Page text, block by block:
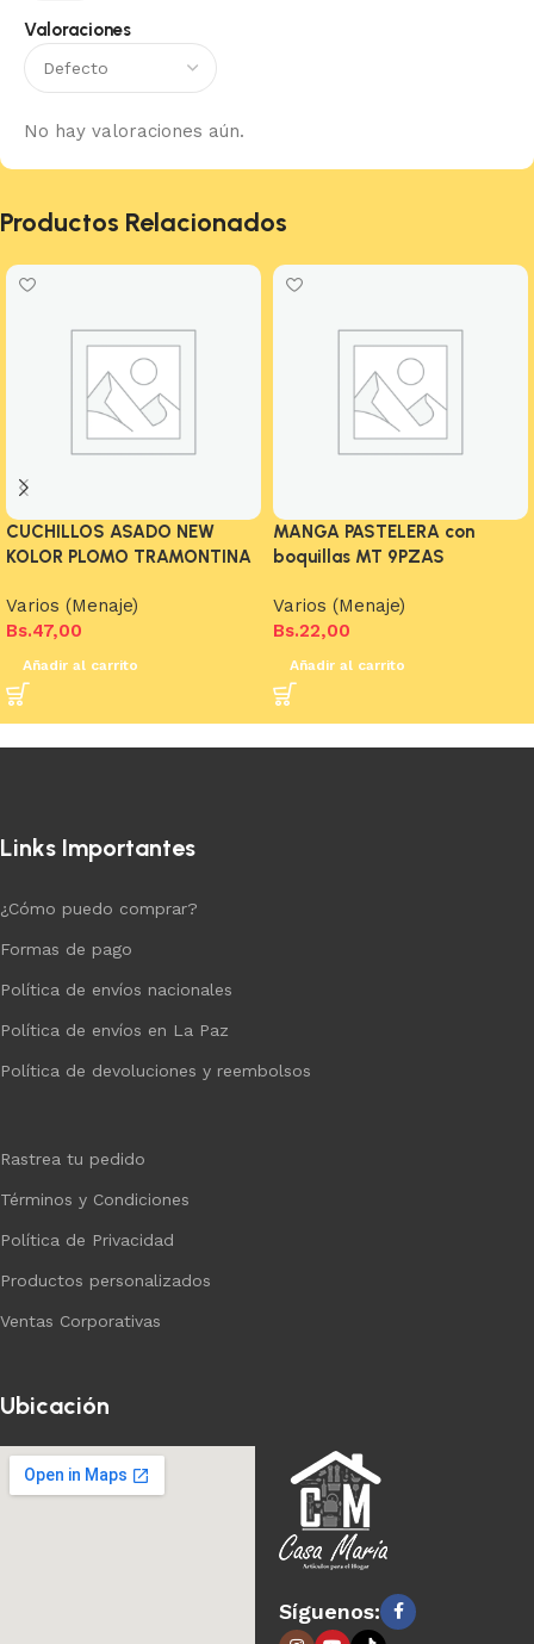
Valoraciones
No hay valoraciones aún.
Productos Relacionados
CUCHILLOS ASADO NEW
KOLOR PLOMO TRAMONTINA
Varios (Menaje)
Bs.47,00
Añadir al carrito
MANGA PASTELERA con
boquillas MT 9PZAS
Varios (Menaje)
Bs.22,00
Añadir al carrito
Links Importantes
¿Cómo puedo comprar?
Formas de pago
Política de envíos nacionales
Política de envíos en La Paz
Política de devoluciones y reembolsos
Rastrea tu pedido
Términos y Condiciones
Política de Privacidad
Productos personalizados
Ventas Corporativas
Ubicación
Síguenos: